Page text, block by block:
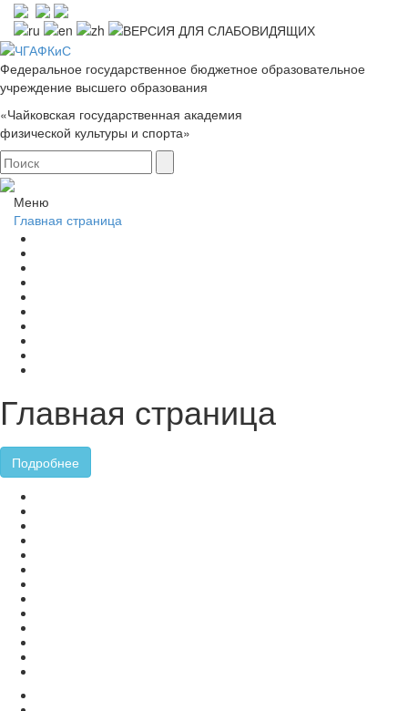
Федеральное государственное бюджетное образовательное
учреждение высшего образования
«Чайковская государственная академия
физической культуры и спорта»
Меню
Главная страница
Главная страница
Подробнее